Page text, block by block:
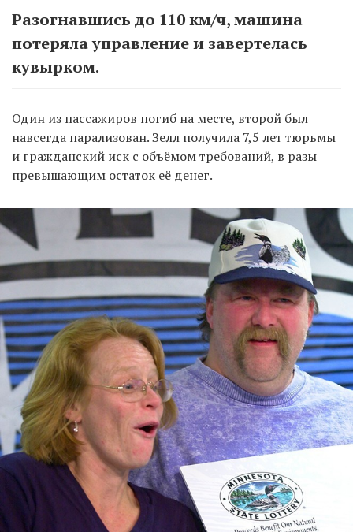
Разогнавшись до 110 км/ч, машина
потеряла управление и завертелась
кувырком.
Один из пассажиров погиб на месте, второй был
навсегда парализован. Зелл получила 7,5 лет тюрьмы
и гражданский иск с объёмом требований, в разы
превышающим остаток её денег.